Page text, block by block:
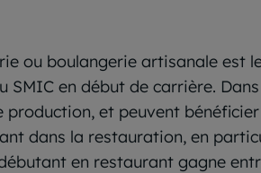
ou boulangerie artisanale est
SMIC en début de carrière.
production, et peuvent
dans la restauration, en
en restaurant gagne